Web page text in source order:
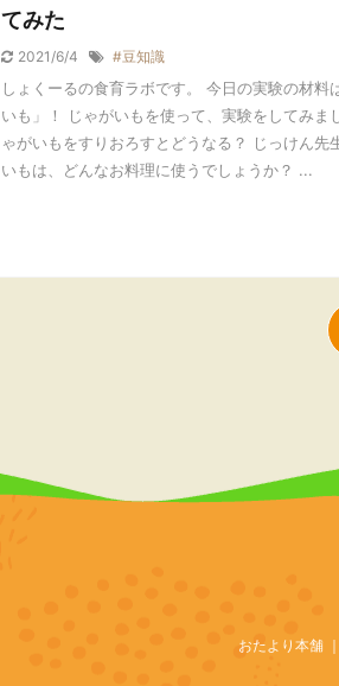
てみた
2021/6/4 #豆知識
しょくーるの食育ラボです。 今日の実験の材料
いも」！ じゃがいもを使って、実験をしてみま
ゃがいもをすりおろすとどうなる？ じっけん先
いもは、どんなお料理に使うでしょうか？ ...
おたより本舗